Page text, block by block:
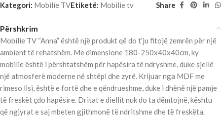
Kategori: Mobilie TVEtiketë: Mobilie tv Share
Përshkrim
Mobilie TV “Anna” është një produkt që do t’ju fitojë zemrën për një
ambient të rehatshëm. Me dimensione 180-250x40x40cm, ky
mobilie është i përshtatshëm për hapësira të ndryshme, duke sjellë
një atmosferë moderne në shtëpi dhe zyrë. Krijuar nga MDF me
rimeso lisi, është e fortë dhe e qëndrueshme, duke i dhënë një pamje
të freskët çdo hapësire. Dritat e diellit nuk do ta dëmtojnë, kështu
që ngjyrat e saj mbeten gjithmonë të ndritshme dhe të freskëta.